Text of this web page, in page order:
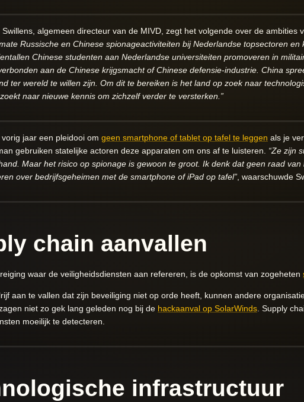
algemeen directeur van de MIVD, zegt het volgende over de ambities
Russische en Chinese spionageactiviteiten bij Nederlandse topsectoren
Chinese studenten aan Nederlandse universiteiten promoveren in
aan de Chinese krijgsmacht of Chinese defensie-industrie. China
ter wereld te willen zijn. Om dit te bereiken is het land op zoek naar
naar nieuwe kennis om zichzelf verder te versterken.”
jaar een pleidooi om geen smartphone of tablet op tafel te leggen als je
gebruiken statelijke actoren deze apparaten om ons af te luisteren. “Ze zijn
Maar het risico op spionage is gewoon te groot. Ik denk dat geen raad
over bedrijfsgeheimen met de smartphone of iPad op tafel” , waarschuwde
chain aanvallen
waar de veiligheidsdiensten aan refereren, is de opkomst van zogeheten
aan te vallen dat zijn beveiliging niet op orde heeft, kunnen andere
niet zo gek lang geleden nog bij de hackaanval op SolarWinds . Supply
moeilijk te detecteren.
infrastructuur